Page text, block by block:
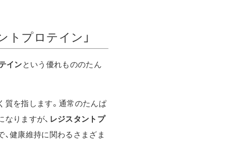
トプロテイン」
インという優れもののたん
質を指します。通常のたんぱ
りますが、 レジスタントプ
、健康維持に関わるさまざま